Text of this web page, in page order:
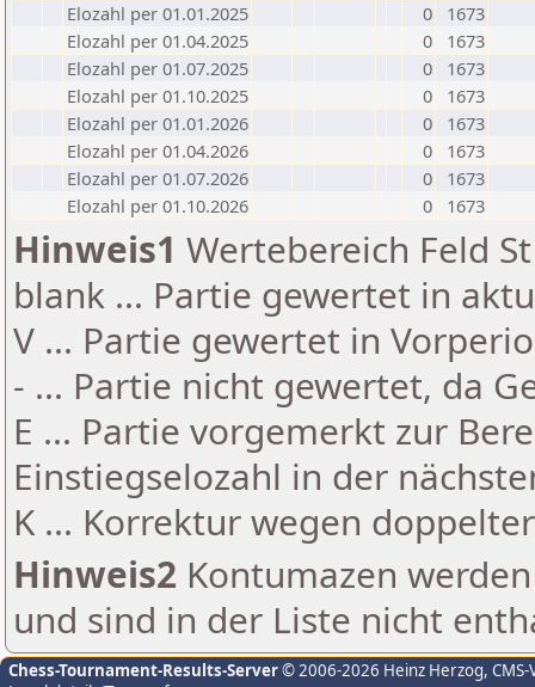
Elozahl per 01.01.2025
0
1673
Elozahl per 01.04.2025
0
1673
Elozahl per 01.07.2025
0
1673
Elozahl per 01.10.2025
0
1673
Elozahl per 01.01.2026
0
1673
Elozahl per 01.04.2026
0
1673
Elozahl per 01.07.2026
0
1673
Elozahl per 01.10.2026
0 1673
Hinweis1 Wertebereich Feld
blank ... Partie gewertet in
V ... Partie gewertet in
- ... Partie nicht gewertet, da
E ... Partie vorgemerkt zur
Einstiegselozahl in der
K ... Korrektur wegen
Hinweis2 Kontumazen
und sind in der Liste nicht
Chess-Tournament-Results-Server© 2006-2026 Heinz Herzog,